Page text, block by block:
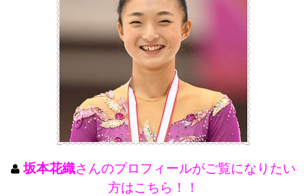
坂本花織さんのプロフィールがご覧になりたい
方はこちら！！